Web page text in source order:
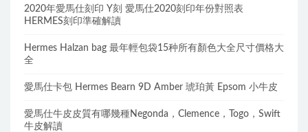
2020年愛馬仕刻印 Y刻 愛馬仕2020刻印年份對照表
HERMES刻印準確解讀
Hermes Halzan bag 最年輕包袋15种所有顏色大全尺寸價格大
全
愛馬仕卡包 Hermes Bearn 9D Amber 琥珀黃 Epsom 小牛皮
愛馬仕牛皮皮質有哪幾種Negonda，Clemence，Togo，Swift
牛皮解讀